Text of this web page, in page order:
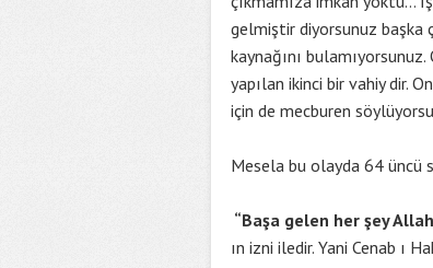
gelmiştir diyorsunuz başka
kaynağını
yapılan ikinci bir vahiy dir.
için de mecburen
Mesela bu olayda 64 üncü
“Başa gelen her şey
ın izni iledir. Yani Cenab ı